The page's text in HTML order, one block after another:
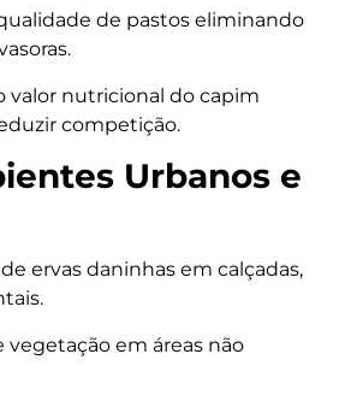
de pastos eliminando
valor nutricional do capim
competição.
Urbanos e
ervas daninhas em calçadas,
vegetação em áreas não